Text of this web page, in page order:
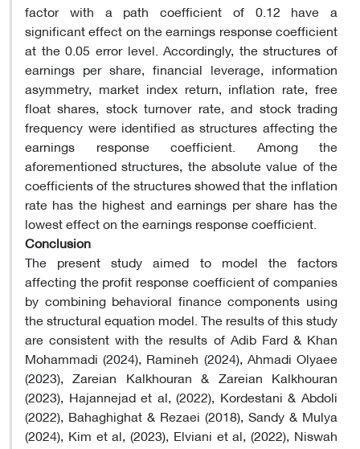
factor with a path coefficient of 0.12 have a
significant effect on the earnings response coefficient
at the 0.05 error level. Accordingly, the structures of
earnings per share, financial leverage, information
asymmetry, market index return, inflation rate, free
float shares, stock turnover rate, and stock trading
frequency were identified as structures affecting the
earnings response coefficient. Among the
aforementioned structures, the absolute value of the
coefficients of the structures showed that the inflation
rate has the highest and earnings per share has the
lowest effect on the earnings response coefficient.
Conclusion
The present study aimed to model the factors
affecting the profit response coefficient of companies
by combining behavioral finance components using
the structural equation model. The results of this study
are consistent with the results of Adib Fard & Khan
Mohammadi (2024), Ramineh (2024), Ahmadi Olyaee
(2023), Zareian Kalkhouran & Zareian Kalkhouran
(2023), Hajannejad et al, (2022), Kordestani & Abdoli
(2022), Bahaghighat & Rezaei (2018), Sandy & Mulya
(2024), Kim et al, (2023), Elviani et al, (2022), Niswah